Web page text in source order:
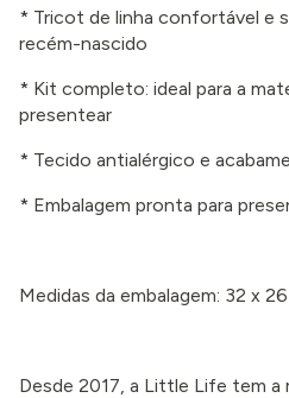
* Tricot de linha confortável e
recém-nascido
* Kit completo: ideal para a
presentear
* Tecido antialérgico e
* Embalagem pronta para
Medidas da embalagem: 32 x
Desde 2017, a Little Life tem